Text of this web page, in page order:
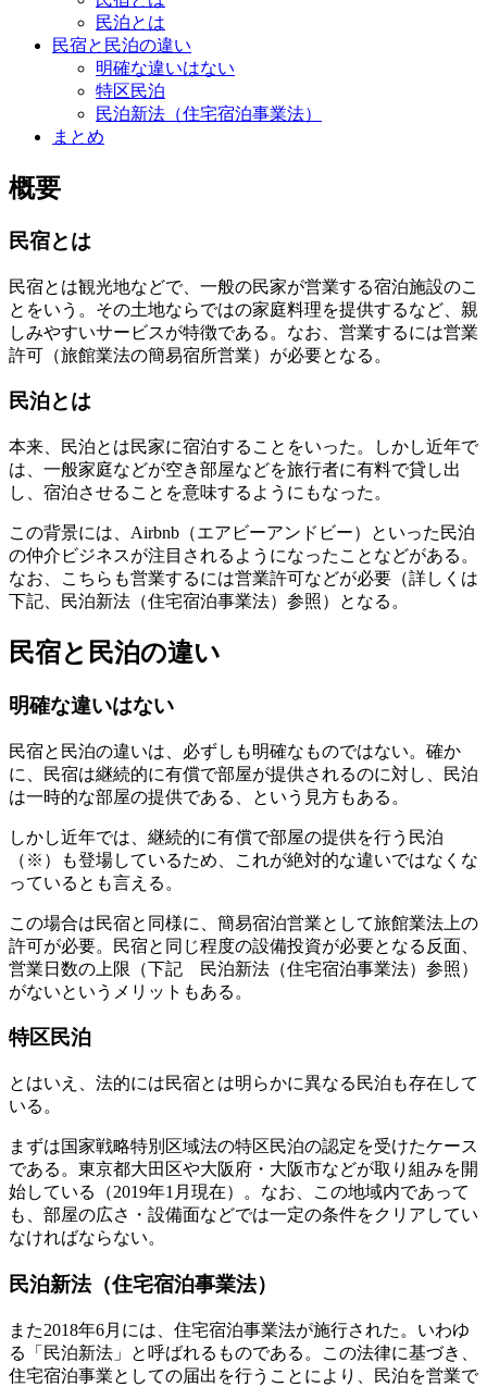
民泊とは
民宿と民泊の違い
明確な違いはない
特区民泊
民泊新法（住宅宿泊事業法）
まとめ
概要
民宿とは
民宿とは観光地などで、一般の民家が営業する宿泊施設のこ
とをいう。その土地ならではの家庭料理を提供するなど、親
しみやすいサービスが特徴である。なお、営業するには営業
許可（旅館業法の簡易宿所営業）が必要となる。
民泊とは
本来、民泊とは民家に宿泊することをいった。しかし近年で
は、一般家庭などが空き部屋などを旅行者に有料で貸し出
し、宿泊させることを意味するようにもなった。
この背景には、Airbnb（エアビーアンドビー）といった民泊
の仲介ビジネスが注目されるようになったことなどがある。
なお、こちらも営業するには営業許可などが必要（詳しくは
下記、民泊新法（住宅宿泊事業法）参照）となる。
民宿と民泊の違い
明確な違いはない
民宿と民泊の違いは、必ずしも明確なものではない。確か
に、民宿は継続的に有償で部屋が提供されるのに対し、民泊
は一時的な部屋の提供である、という見方もある。
しかし近年では、継続的に有償で部屋の提供を行う民泊
（※）も登場しているため、これが絶対的な違いではなくな
っているとも言える。
この場合は民宿と同様に、 簡易宿泊営業として旅館業法上の
許可が必要。民宿と同じ程度の設備投資が必要となる反面、
営業日数の上限（下記 民泊新法（住宅宿泊事業法）参照）
がないというメリットもある。
特区民泊
とはいえ、法的には民宿とは明らかに異なる民泊も存在して
いる。
まずは国家戦略特別区域法の特区民泊の認定を受けたケース
である。東京都大田区や大阪府・大阪市などが取り組みを開
始している（2019年1月現在）。なお、この地域内であって
も、部屋の広さ・設備面などでは一定の条件をクリアしてい
なければならない。
民泊新法（住宅宿泊事業法）
また2018年6月には、住宅宿泊事業法が施行された。いわゆ
る「 民泊新法 」と呼ばれるものである。この法律に基づき、
住宅宿泊事業としての届出 を行うことにより、民泊を営業で